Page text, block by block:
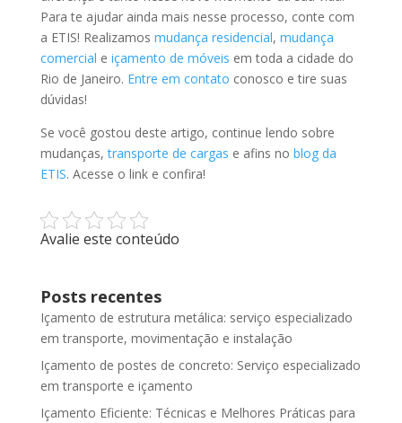
Para te ajudar ainda mais nesse processo, conte com
a ETIS! Realizamos mudança residencial, mudança
comercial e içamento de móveis em toda a cidade do
Rio de Janeiro. Entre em contato conosco e tire suas
dúvidas!
Se você gostou deste artigo, continue lendo sobre
mudanças,transporte de cargas e afins no blog da
ETIS. Acesse o link e confira!
Avalie este conteúdo
Posts recentes
Içamento de estrutura metálica: serviço especializado
em transporte, movimentação e instalação
Içamento de postes de concreto: Serviço especializado
em transporte e içamento
Içamento Eficiente: Técnicas e Melhores Práticas para